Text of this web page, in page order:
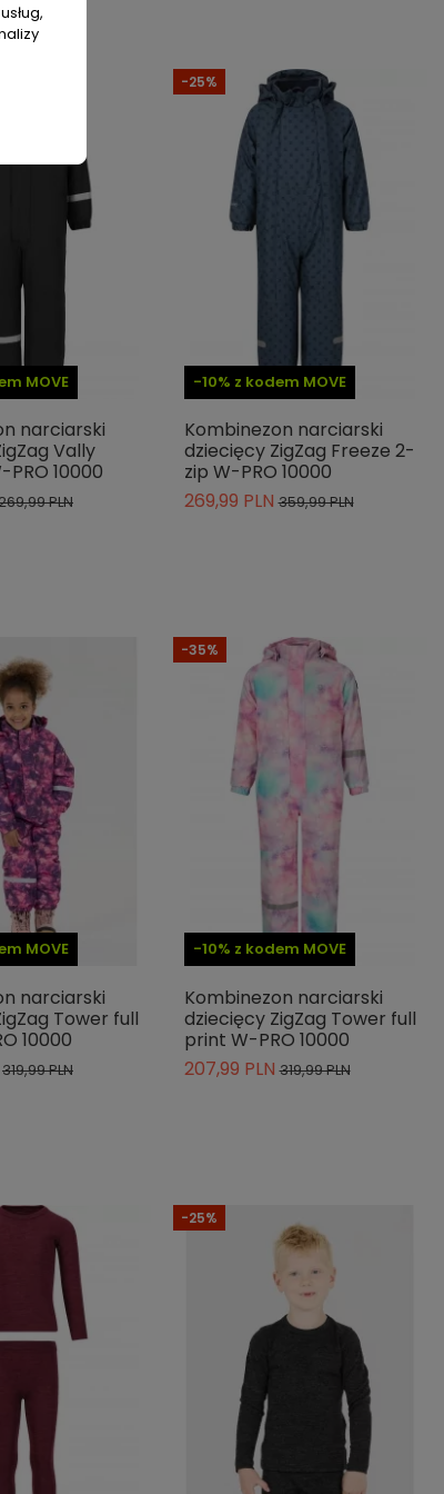
MOVE
narciarski
Vally
10000
PLN
-10% z kodem MOVE
-25%
Kombinezon narciarski
dziecięcy ZigZag Freeze 2-
zip W-PRO 10000
269,99 PLN 359,99 PLN
MOVE
narciarski
Tower full
10000
319,99 PLN
-10% z kodem MOVE
-35%
Kombinezon narciarski
dziecięcy ZigZag Tower full
print W-PRO 10000
207,99 PLN 319,99 PLN
-25%